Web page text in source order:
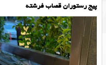
پیج رستوران قصاب فرشته